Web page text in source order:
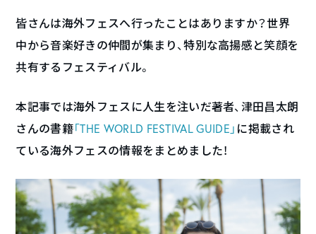
皆さんは海外フェスへ行ったことはありますか？世界
中から音楽好きの仲間が集まり、特別な高揚感と笑顔を
共有するフェスティバル。
本記事では海外フェスに人生を注いだ著者、津田昌太朗
さんの書籍「THE WORLD FESTIVAL GUIDE」 に掲載され
ている海外フェスの情報をまとめました！